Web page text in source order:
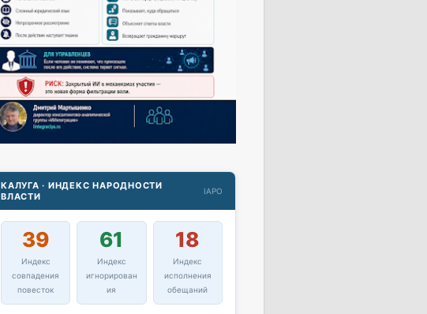
КАЛУГА · ИНДЕКС НАРОДНОСТИ
ВЛАСТИ
IAPO
39
Индекс
совпадения
повесток
61
Индекс
игнорирован
ия
18
Индекс
исполнения
обещаний